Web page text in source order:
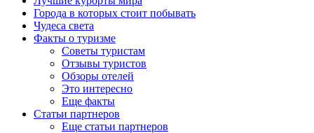
Города в которых стоит побывать
Чудеса света
Факты о туризме
Советы туристам
Отзывы туристов
Обзоры отелей
Это интересно
Еще факты
Статьи партнеров
Еще статьи партнеров